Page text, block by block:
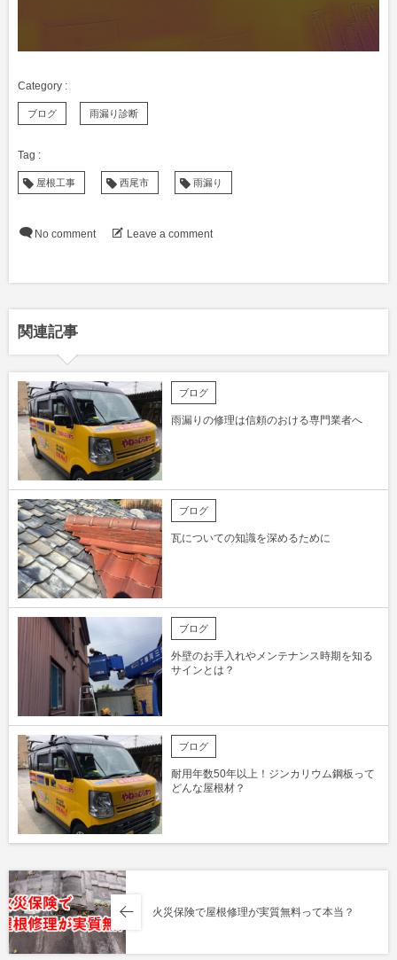
ブログ 雨漏り診断
屋根工事 西尾市 雨漏り
No comment Leave a comment
関連記事
ブログ
雨漏りの修理は信頼のおける専門業者へ
ブログ
瓦についての知識を深めるために
ブログ
外壁のお手入れやメンテナンス時期を知る
サインとは？
ブログ
耐用年数50年以上！ジンカリウム鋼板って
どんな屋根材？
火災保険で屋根修理が実質無料って本当？